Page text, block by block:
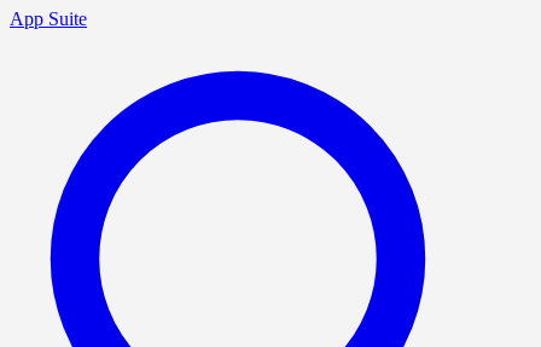
App Suite